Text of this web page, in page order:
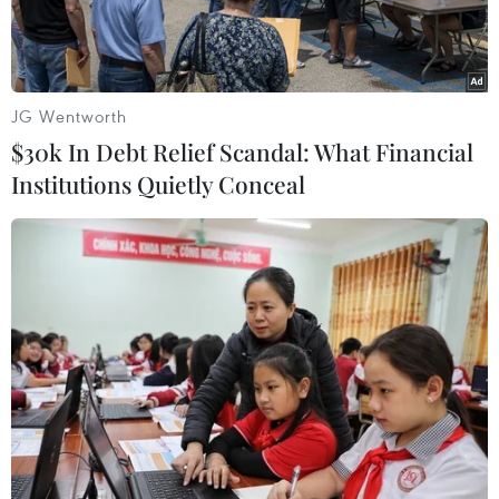
Quốc kỳ Trung Quốc (trái) và cờ Liên minh châu Âu (EU). (Ảnh:
AFP/TTXVN)
Tuần này, các nhà lãnh đạo cấp cao của Liên
minh châu Âu (EU) có chuyến công du châu Á
mang ý nghĩa chiến lược.
JG Wentworth
$30k In Debt Relief Scandal: What Financial
Institutions Quietly Conceal